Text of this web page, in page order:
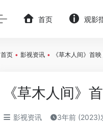
首页 观影
首页 • 影视资讯 • 《草木人间》首
《草木人间》
影视资讯 3年前 (2023)